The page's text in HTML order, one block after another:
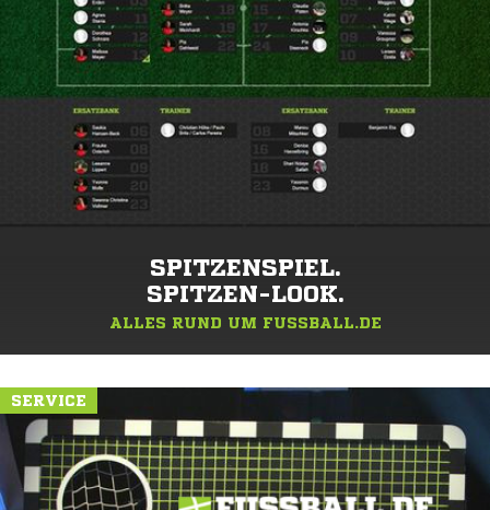
SPITZENSPIEL.
SPITZEN-LOOK.
ALLES RUND UM FUSSBALL.DE
SERVICE